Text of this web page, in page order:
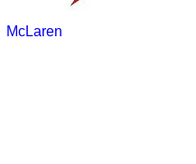
McLaren